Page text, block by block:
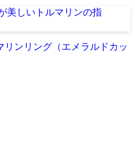
リンリング（エメラルドカッ